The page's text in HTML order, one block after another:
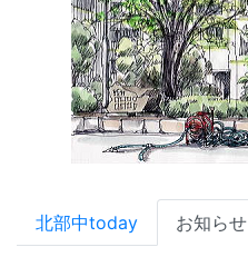
北部中today お知らせ